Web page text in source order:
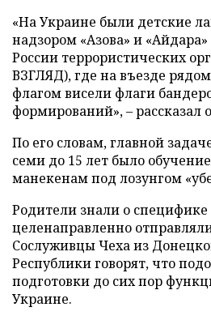
«На Украине были детские
надзором «Азова» и
России террористических
ВЗГЛЯД), где на въезде
флагом висели флаги
формирований», – рассказал
По его словам, главной
семи до 15 лет было
манекенам под лозунгом
Родители знали о
целенаправленно
Сослуживцы Чеха из
Республики говорят, что
подготовки до сих пор
Украине.